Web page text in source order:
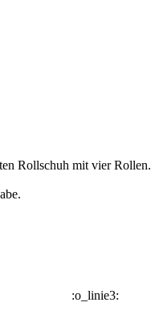
Rollschuh mit vier Rollen.
:o_linie3: